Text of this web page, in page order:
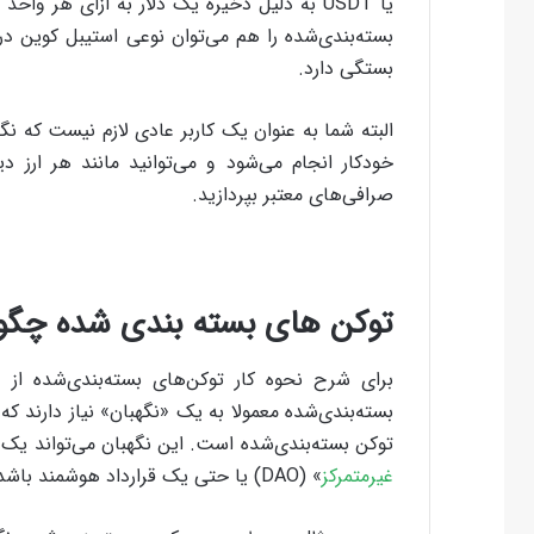
بسته‌بندی‌شده را هم می‌توان نوعی استیبل کوین
بستگی دارد.
البته شما به عنوان یک کاربر عادی لازم نیست
خودکار انجام می‌شود و می‌توانید مانند هر
صرافی‌های معتبر بپردازید.
توکن های بسته بندی شده
برای شرح نحوه‌ کار توکن‌های بسته‌بندی‌‌شده
بسته‌بندی‌شده معمولا به یک «نگهبان» نیاز دارند
توکن بسته‌بندی‌شده است. این نگهبان می‌تواند
غیرمتمرکز» (DAO) یا حتی یک قرارداد هوشمند باشد.